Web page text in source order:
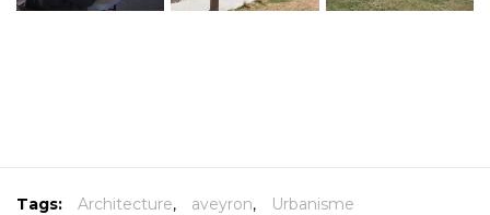
Tags: Architecture, aveyron, Urbanisme